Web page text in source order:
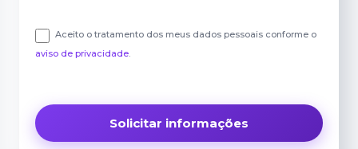
Aceito o tratamento dos meus dados pessoais conforme o
aviso de privacidade.